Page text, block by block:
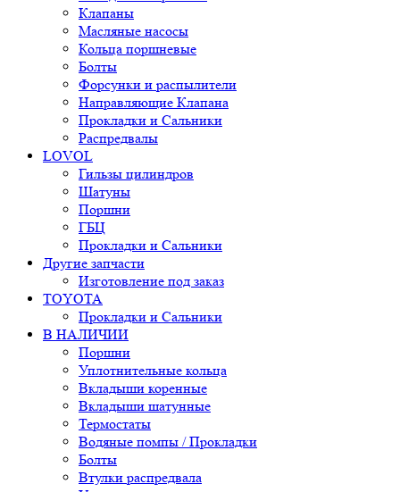
Клапаны
Масляные насосы
Кольца поршневые
Болты
Форсунки и распылители
Направляющие Клапана
Прокладки и Сальники
Распредвалы
LOVOL
Гильзы цилиндров
Шатуны
Поршни
ГБЦ
Прокладки и Сальники
Другие запчасти
Изготовление под заказ
TOYOTA
Прокладки и Сальники
В НАЛИЧИИ
Поршни
Уплотнительные кольца
Вкладыши коренные
Вкладыши шатунные
Термостаты
Водяные помпы / Прокладки
Болты
Втулки распредвала